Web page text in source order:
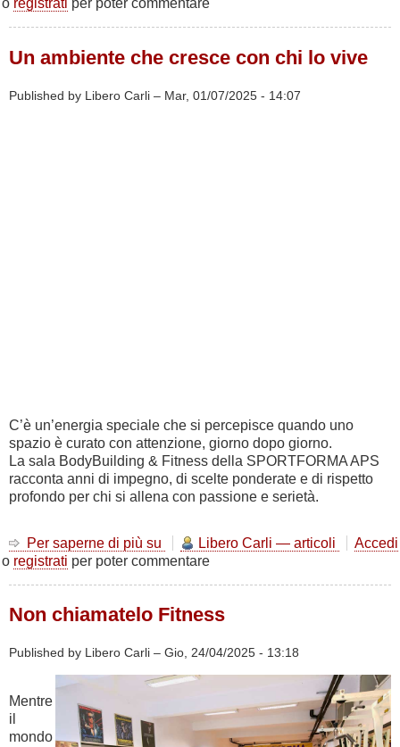
e
Allenarsi
SPORTFORMA
o registrati per poter commentare
Un ambiente che cresce con chi lo vive
Published by Libero Carli – Mar, 01/07/2025 - 14:07
C’è un’energia speciale che si percepisce quando uno
spazio è curato con attenzione, giorno dopo giorno.
La sala BodyBuilding & Fitness della SPORTFORMA APS
racconta anni di impegno, di scelte ponderate e di rispetto
profondo per chi si allena con passione e serietà.
Per saperne di più su
Un
ambiente
con
lo
Libero Carli — articoli
Accedi
o registrati per poter commentare
Non chiamatelo Fitness
Published by Libero Carli – Gio, 24/04/2025 - 13:18
Mentre
il
mondo